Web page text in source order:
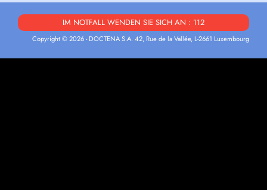
IM NOTFALL WENDEN SIE SICH AN : 112
Copyright © 2026 - DOCTENA S.A. 42, Rue de la Vallée, L-2661 Luxembourg